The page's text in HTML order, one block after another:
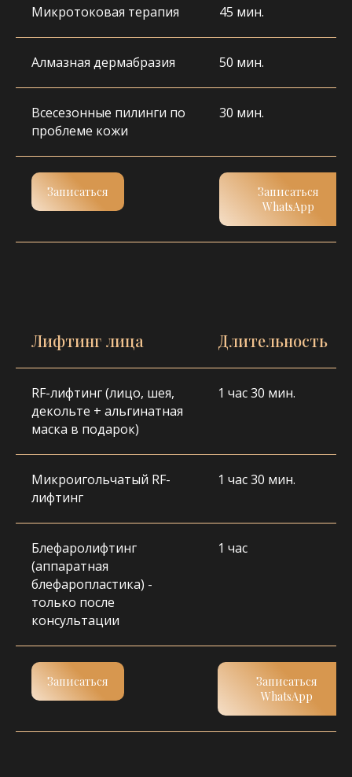
Микротоковая терапия 45 мин.
Алмазная дермабразия 50 мин.
Всесезонные пилинги по
проблеме кожи
30 мин.
Записаться
Записаться
WhatsApp
Лифтинг лица Длительность
RF-лифтинг (лицо, шея,
декольте + альгинатная
маска в подарок)
1 час 30 мин.
Микроигольчатый RF-
лифтинг
1 час 30 мин.
Блефаролифтинг
(аппаратная
блефаропластика) -
только после
консультации
1 час
Записаться
Записаться
WhatsApp
НА БЕСПЛАТНУЮ
Записаться
ПОЧИТАЙТЕ РЕАЛЬНЫЕ
ОТЗЫВЫ НАШИХ КЛИЕНТОВ
Наши специалисты всегда стремятся к тому,
чтобы каждый клиент получил
максимальный эффект от процедур